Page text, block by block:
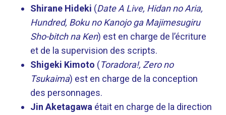
Shirane Hideki (Date A Live, Hidan no Aria,
Hundred, Boku no Kanojo ga Majimesugiru
Sho-bitch na Ken) est en charge de l’écriture
et de la supervision des scripts.
Shigeki Kimoto (Toradora!, Zero no
Tsukaima) est en charge de la conception
des personnages.
Jin Aketagawa était en charge de la direction